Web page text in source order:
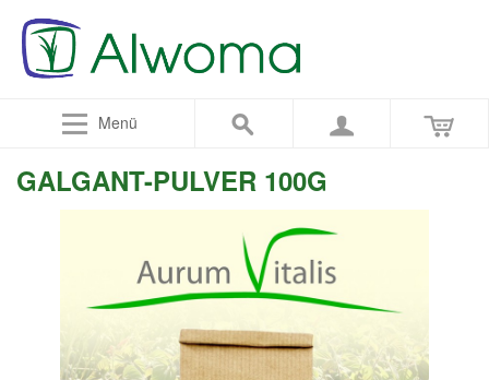
Menü
GALGANT-PULVER 100G